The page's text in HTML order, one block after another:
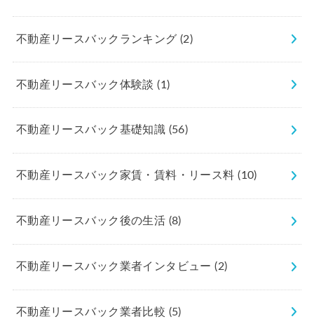
不動産リースバックランキング(2)
不動産リースバック体験談(1)
不動産リースバック基礎知識 (56)
不動産リースバック家賃・賃料・リース料(10)
不動産リースバック後の生活 (8)
不動産リースバック業者インタビュー(2)
不動産リースバック業者比較 (5)